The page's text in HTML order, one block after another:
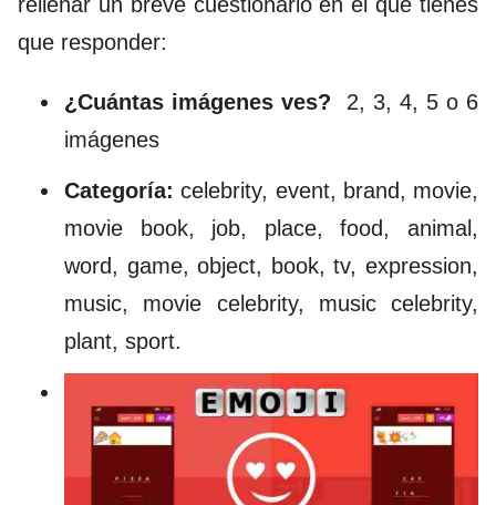
que responder:
¿Cuántas imágenes ves?
2, 3, 4, 5 o 6
imágenes
Categoría: celebrity, event, brand, movie,
movie book, job, place, food, animal,
word, game, object, book, tv, expression,
music, movie celebrity, music celebrity,
plant, sport.